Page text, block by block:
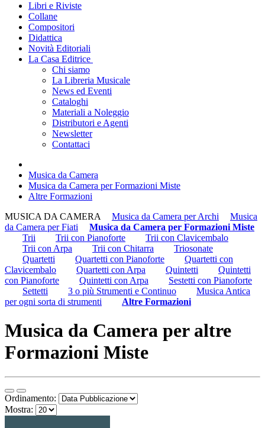
Libri e Riviste
Collane
Compositori
Didattica
Novità Editoriali
La Casa Editrice
Chi siamo
La Libreria Musicale
News ed Eventi
Cataloghi
Materiali a Noleggio
Distributori e Agenti
Newsletter
Contattaci
Musica da Camera
Musica da Camera per Formazioni Miste
Altre Formazioni
MUSICA DA CAMERA
Musica da Camera per Archi
Musica
da Camera per Fiati
Musica da Camera per Formazioni Miste
Trii
Trii con Pianoforte
Trii con Clavicembalo
Trii con Arpa
Trii con Chitarra
Triosonate
Quartetti
Quartetti con Pianoforte
Quartetti con
Clavicembalo
Quartetti con Arpa Quintetti
Quintetti
con Pianoforte
Quintetti con Arpa
Sestetti con Pianoforte
Settetti
3 o più Strumenti e Continuo
Musica Antica
per ogni sorta di strumenti
Altre Formazioni
Musica da Camera per altre
Formazioni Miste
Ordinamento:
Mostra: